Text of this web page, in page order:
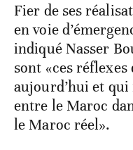
Fier de ses
en voie
indiqué Nasser
sont «ces réflexes
aujourd’hui et
entre le Maroc
le Maroc réel».